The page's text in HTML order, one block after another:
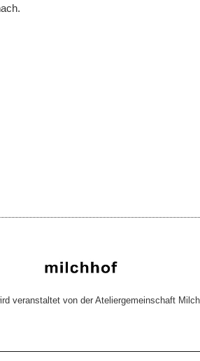
veranstaltet von der Ateliergemeinschaft